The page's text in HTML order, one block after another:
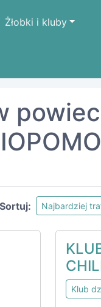
Żłobki i kluby
Sortuj: Najbardziej
Klub